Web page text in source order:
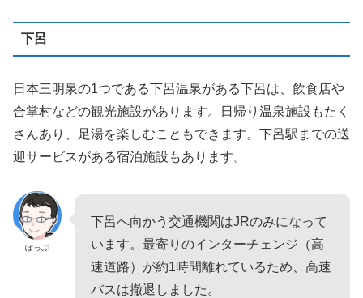
下呂
日本三明泉の1つである下呂温泉がある下呂は、飲食店や
合掌村などの観光施設があります。日帰り温泉施設もたく
さんあり、足湯を楽しむこともできます。下呂駅までの送
迎サービスがある宿泊施設もあります。
ぽっぷ
下呂へ向かう交通機関はJRのみになって
います。最寄りのインターチェンジ（高
速道路）が約1時間離れているため、高速
バスは撤退しました。